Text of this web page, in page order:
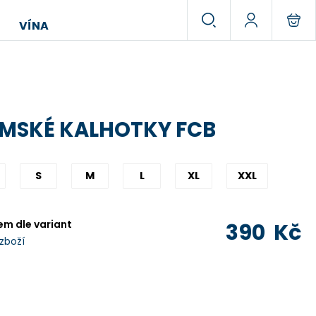
VÍNA
KALHOTKY FCB
S M L XL XXL
dle variant 390 Kč